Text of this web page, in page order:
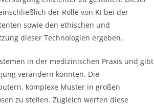
der Rolle von KI bei der
sowie den ethischen und
dieser Technologien ergeben.
in der medizinischen Praxis und gibt
verändern könnten. Die
komplexe Muster in großen
zu stellen. Zugleich werfen diese